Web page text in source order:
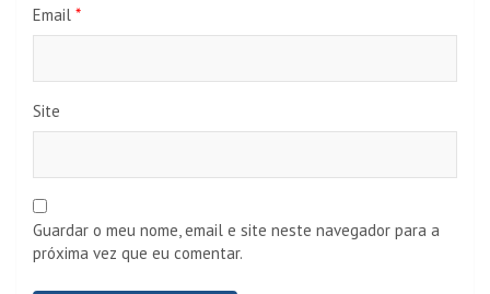
Email *
Site
Guardar o meu nome, email e site neste navegador para a
próxima vez que eu comentar.